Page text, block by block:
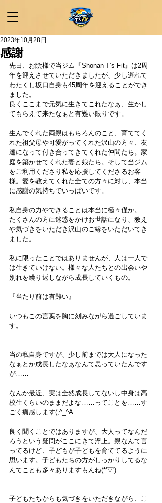
感謝
2023年10月28日
先日、お陰様で当ジム『Shonan T’s Fit』は2周
年を迎えさせていただきましたが、少し遅れて
わたくし坂口自身も45周年を迎えることができ
ました。
良くここまで元気に生きてこれたなぁ、生かし
てもらえて来たなぁと有難い限りです。
生んでくれた両親はもちろんのこと、育ててく
れた祖父母や可愛がってくれた沢山の方々、友
達になって付き合ってきてくれた仲間たち。家
庭を築かせてくれた妻と娘たち。そして当ジム
をご利用くださり私を応援してくださるお客
様。愛を教えてくれた全ての方々に対し、本当
に感謝の気持ちでいっぱいです。
私自身の力やできることは本当に極々僅か。
たくさんの方に迷惑をかけお世話になり、教え
や気づきをいただき沢山のご縁をいただいてき
ました。
私に限ったことではありませんが、人は一人で
は生きていけない。様々な人たちとの出会いや
別れを繰り返しながら成長していくもの。
『当たり前は有難い』
いつもこの言葉を胸に刻みながら過ごしていま
す。
当の私自身ですが、少し前までは大人になった
なぁとか成長したなぁなんて思っていたんです
が……
なんか最近、実は全然成長してないし中身は高
校生くらいのままだよな……ってことを……す
ごく痛感します(;^_^A
良く聞くことではありますが、大人ってなんだ
ろうという疑問がここにきて浮上。親なんて言
ってるけど、子どもが子どもを育ててるように
思います。子どもたちの方がしっかりしてるな
んてことも多々ありますもんね(*'▽')
子どもたちからも気づきをいただきながら、こ